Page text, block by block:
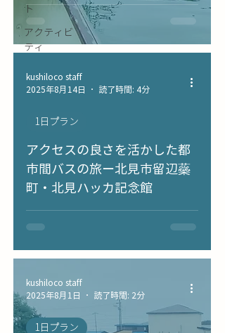
ト
アクティビ
ティ
アクセスの良さを活かした都
市間バスの旅ー北見市留辺蘂
町・北見ハッカ記念館
1日プラン
kushiloco staff
2025年8月14日
読了時間: 4分
1日プラン
kushiloco staff
2025年8月1日
読了時間: 2分